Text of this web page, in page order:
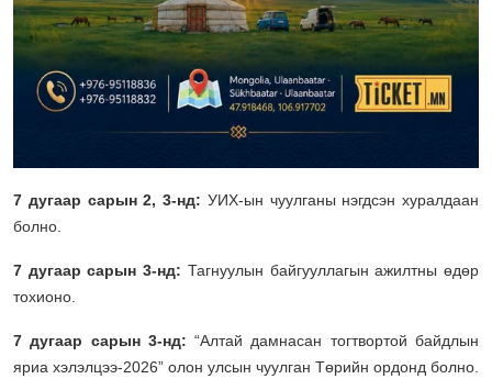
7 дугаар сарын 2, 3-нд: УИХ-ын чуулганы нэгдсэн хуралдаан
болно.
7 дугаар сарын 3-нд: Тагнуулын байгууллагын ажилтны өдөр
тохионо.
7 дугаар сарын 3-нд: “Алтай дамнасан тогтвортой байдлын
яриа хэлэлцээ-2026” олон улсын чуулган Төрийн ордонд болно.